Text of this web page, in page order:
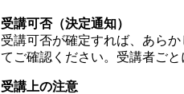
受講可否（決定通知）
受講可否が確定すれば、あら
てご確認ください。受講者ご
受講上の注意